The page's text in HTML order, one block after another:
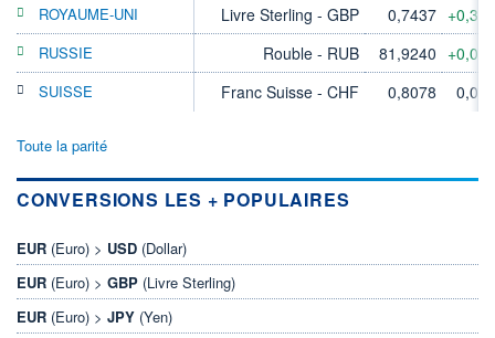
ROYAUME-UNI Livre Sterling - GBP 0,7437
RUSSIE Rouble - RUB 81,9240
SUISSE Franc Suisse - CHF 0,8078
Toute la parité
CONVERSIONS LES + POPULAIRES
EUR (Euro) > USD (Dollar)
EUR (Euro) > GBP (Livre Sterling)
EUR (Euro) > JPY (Yen)